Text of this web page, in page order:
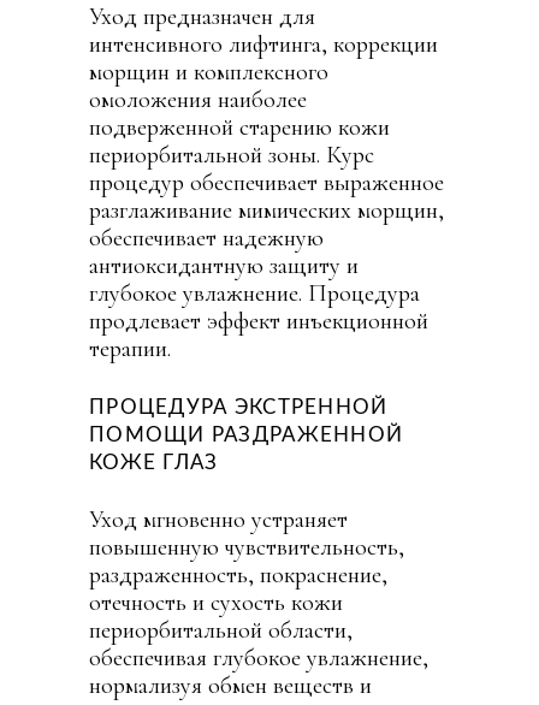
Уход предназначен для
интенсивного лифтинга, коррекции
морщин и комплексного
омоложения наиболее
подверженной старению кожи
периорбитальной зоны. Курс
процедур обеспечивает выраженное
разглаживание мимических морщин,
обеспечивает надежную
антиоксидантную защиту и
глубокое увлажнение. Процедура
продлевает эффект инъекционной
терапии.
ПРОЦЕДУРА ЭКСТРЕННОЙ
ПОМОЩИ РАЗДРАЖЕННОЙ
КОЖЕ ГЛАЗ
Уход мгновенно устраняет
повышенную чувствительность,
раздраженность, покраснение,
отечность и сухость кожи
периорбитальной области,
обеспечивая глубокое увлажнение,
нормализуя обмен веществ и